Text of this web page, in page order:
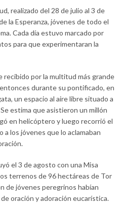
realizado del 28 de julio al 3 de
la Esperanza, jóvenes de todo el
Cada día estuvo marcado por
para que experimentaran la
recibido por la multitud más grande
durante su pontificado, en
un espacio al aire libre situado a
estima que asistieron un millón
en helicóptero y luego recorrió el
a los jóvenes que lo aclamaban
el 3 de agosto con una Misa
terrenos de 96 hectáreas de Tor
de jóvenes peregrinos habían
oración y adoración eucarística.